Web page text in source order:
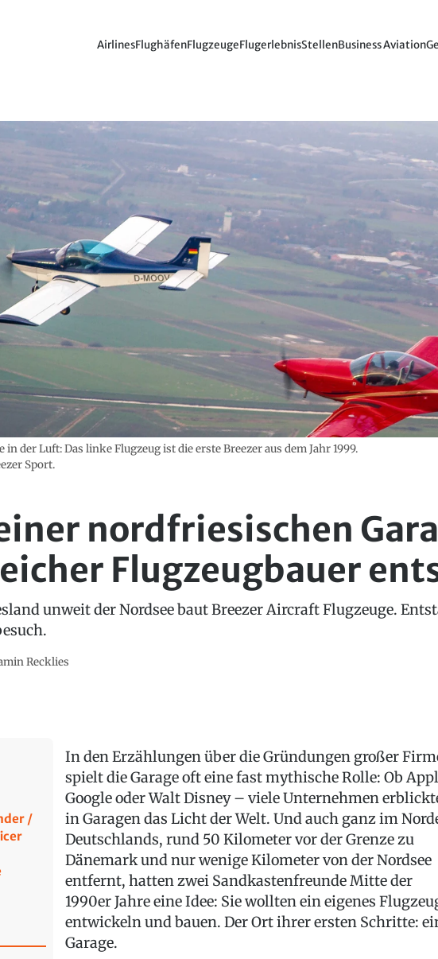
AirlinesFlughäfenFlugzeugeFlugerlebnisStellenBusiness Aviation
in der Luft: Das linke Flugzeug ist die erste Breezer aus dem Jahr 1999.
Sport.
nordfriesischen
Flugzeugbauer
unweit der Nordsee baut Breezer Aircraft Flugzeuge.
Recklies
/
In den Erzählungen über die Gründungen großer
spielt die Garage oft eine fast mythische Rolle: Ob
Google oder Walt Disney – viele Unternehmen
in Garagen das Licht der Welt. Und auch ganz im
Deutschlands, rund 50 Kilometer vor der Grenze zu
Dänemark und nur wenige Kilometer von der Nordsee
entfernt, hatten zwei Sandkastenfreunde Mitte der
1990er Jahre eine Idee: Sie wollten ein eigenes
entwickeln und bauen. Der Ort ihrer ersten Schritte:
Garage.